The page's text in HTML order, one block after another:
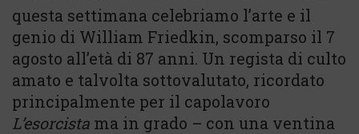
questa settimana celebriamo l’arte e il
genio di William Friedkin, scomparso il 7
agosto all’età di 87 anni. Un regista di culto
amato e talvolta sottovalutato, ricordato
principalmente per il capolavoro
L’esorcista ma in grado – con una ventina